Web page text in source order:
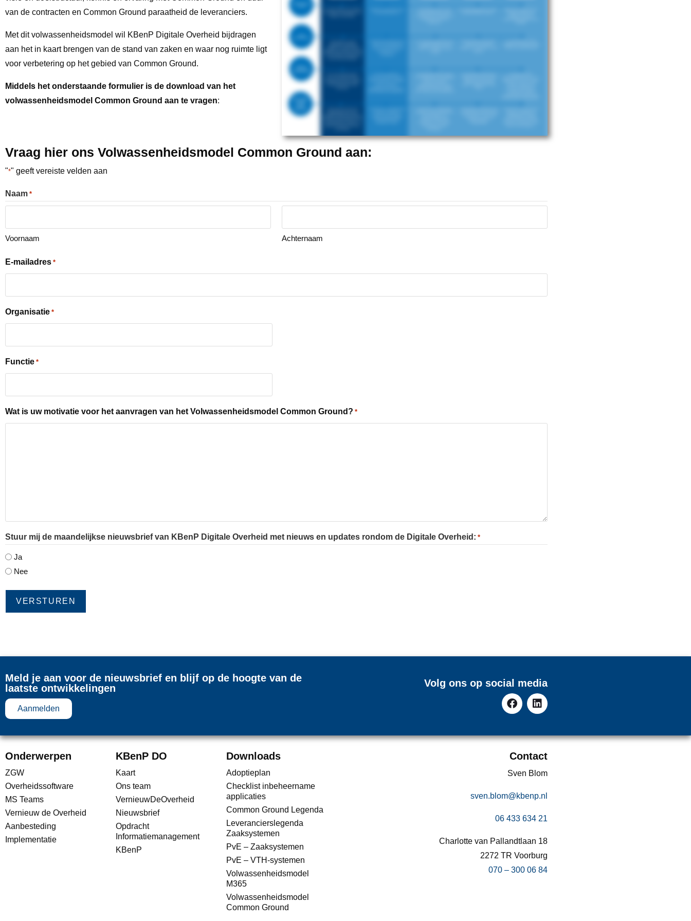
van de contracten en Common Ground paraatheid de leveranciers.
Met dit volwassenheidsmodel wil KBenP Digitale Overheid bijdragen
aan het in kaart brengen van de stand van zaken en waar nog ruimte ligt
voor verbetering op het gebied van Common Ground.
Middels het onderstaande formulier is de download van het
volwassenheidsmodel Common Ground aan te vragen:
Vraag hier ons Volwassenheidsmodel Common Ground aan:
"*" geeft vereiste velden aan
Naam *
Voornaam Achternaam
E-mailadres *
Organisatie *
Functie *
Wat is uw motivatie voor het aanvragen van het Volwassenheidsmodel Common Ground? *
Stuur mij de maandelijkse nieuwsbrief van KBenP Digitale Overheid met nieuws en updates rondom de Digitale Overheid: *
Ja
Nee
Meld je aan voor de nieuwsbrief en blijf op de hoogte van de
laatste ontwikkelingen
Aanmelden
Volg ons op social media
Onderwerpen
ZGW
Overheidssoftware
MS Teams
Vernieuw de Overheid
Aanbesteding
Implementatie
KBenP DO
Kaart
Ons team
VernieuwDeOverheid
Nieuwsbrief
Opdracht
Informatiemanagement
KBenP
Downloads
Adoptieplan
Checklist inbeheername
applicaties
Common Ground Legenda
Leverancierslegenda
Zaaksystemen
PvE – Zaaksystemen
PvE – VTH-systemen
Volwassenheidsmodel
M365
Volwassenheidsmodel
Common Ground
Contact
Sven Blom
sven.blom@kbenp.nl
06 433 634 21
Charlotte van Pallandtlaan 18
2272 TR Voorburg
070 – 300 06 84